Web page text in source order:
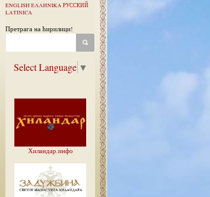
ENGLISH ΕΛΛΗΝΙΚΑ РУССКИЙ
LATINICA
Претрага на ћирилици!
Select Language ▼
Хиландар.инфо